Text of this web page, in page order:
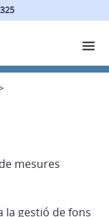
mesures
la gestió de fons